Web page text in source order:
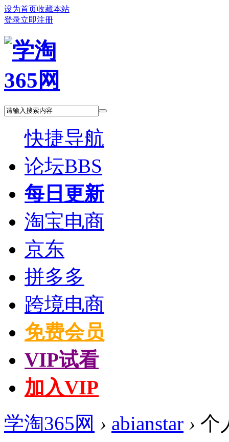
设为首页收藏本站
登录立即注册
快捷导航
论坛BBS
每日更新
淘宝电商
京东
拼多多
跨境电商
免费会员
VIP试看
加入VIP
学淘365网 › abianstar › 个